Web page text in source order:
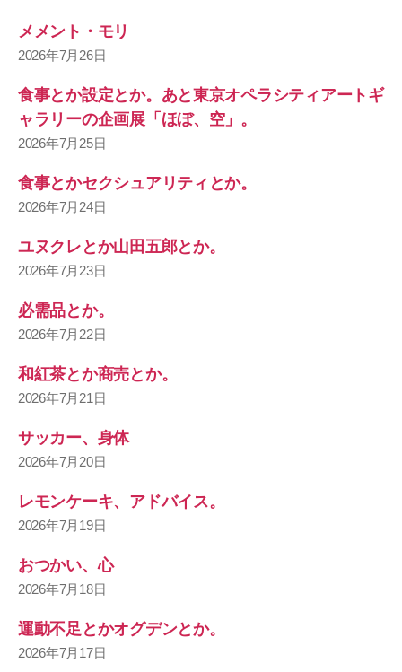
メメント・モリ
2026年7月26日
食事とか設定とか。あと東京オペラシティアートギ
ャラリーの企画展「ほぼ、空」。
2026年7月25日
食事とかセクシュアリティとか。
2026年7月24日
ユヌクレとか山田五郎とか。
2026年7月23日
必需品とか。
2026年7月22日
和紅茶とか商売とか。
2026年7月21日
サッカー、身体
2026年7月20日
レモンケーキ、アドバイス。
2026年7月19日
おつかい、心
2026年7月18日
運動不足とかオグデンとか。
2026年7月17日